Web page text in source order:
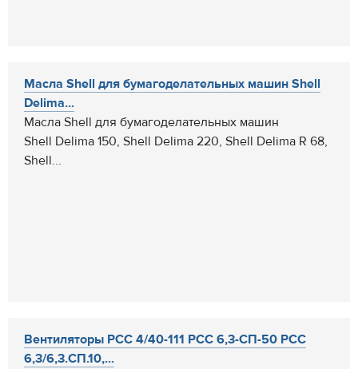
Масла Shell для бумагоделательных машин Shell
Delima...
Масла Shell для бумагоделательных машин
Shell Delima 150, Shell Delima 220, Shell Delima R 68,
Shell...
Вентиляторы РСС 4/40-111 РСС 6,3-СП-50 РСС
6,3/6,3.СП.10,...